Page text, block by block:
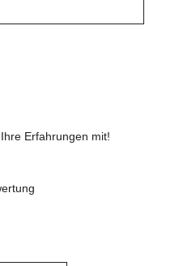
Erfahrungen mit!